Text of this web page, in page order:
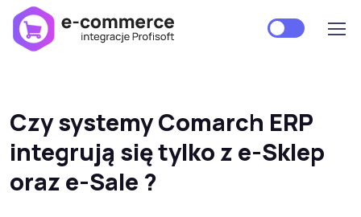
Czy systemy Comarch ERP
integrują się tylko z e-Sklep
oraz e-Sale ?